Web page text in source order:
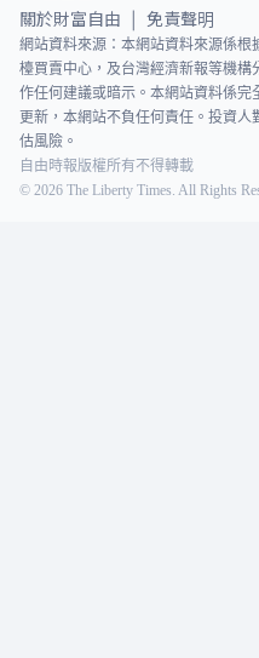
關於財富自由 免責聲明
網站資料來源：本網站資料來源係
檯買賣中心，及台灣經濟新報等機
作任何建議或暗示。本網站資料係
更新，本網站不負任何責任。投資
估風險。
自由時報版權所有不得轉載
© 2026 The Liberty Times. All Rights